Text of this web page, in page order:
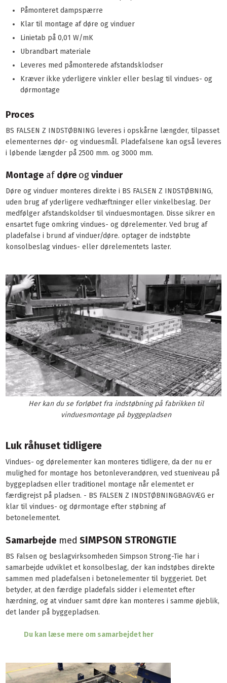
Påmonteret dampspærre
Klar til montage af døre og vinduer
​Linietab på 0,01 W/mK
Ubrandbart materiale
Leveres med påmonterede afstandsklodser
Kræver ikke yderligere vinkler eller beslag til vindues- og
dørmontage
Proces
BS FALSEN Z INDSTØBNING leveres i opskårne længder, tilpasset
elementernes dør- og vinduesmål. Pladefalsene kan også leveres
i løbende længder på 2500 mm. og 3000 mm.
Montageafdøre ogvinduer
Døre og vinduer monteres direkte i BS FALSEN Z INDSTØBNING,
uden brug af yderligere vedhæftninger eller vinkelbeslag. Der
medfølger afstandskoldser til vinduesmontagen. Disse sikrer en
ensartet fuge omkring vindues- og dørelementer. Ved brug af
pladefalse i brund af vinduer/døre. optager de indstøbte
konsolbeslag vindues- eller dørelementets laster.
Her kan du se forløbet fra indstøbning på fabrikken til
vinduesmontage på byggepladsen​​
Luk råhuset tidligere
Vindues- og dørelementer kan monteres tidligere, da der nu er
mulighed for montage hos betonleverandøren, ved stueniveau på
byggepladsen eller traditionel montage når elementet er
færdigrejst på pladsen. - BS FALSEN Z INDSTØBNING​BAGVÆG er
klar til vindues- og dørmontage efter støbning af
betonelementet.​
Samarbejdemed SIMPSON STRONGTIE
​BS Falsen og beslagvirksomheden Simpson Strong-Tie har i
samarbejde udviklet et konsolbeslag, der kan indstøbes direkte
sammen med pladefalsen i betonelementer til byggeriet. Det
betyder, at den færdige pladefals sidder i elementet efter
hærdning, og at vinduer samt døre kan monteres i samme øjeblik,
det lander på byggepladsen.
Du kan læse mere om samarbejdet her